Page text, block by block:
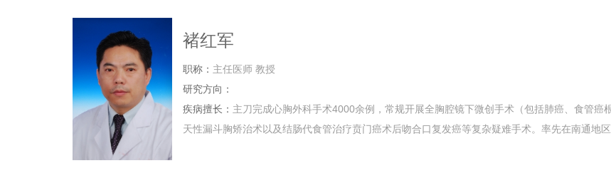
褚红军
职称： 主任医师 教授
研究方向：
疾病擅长： 主刀完成心胸外科手术4000余例，常规开展全胸腔镜下微创手术（包括肺癌、食管
天性漏斗胸矫治术以及结肠代食管治疗贲门癌术后吻合口复发癌等复杂疑难手术。率先在南通地区